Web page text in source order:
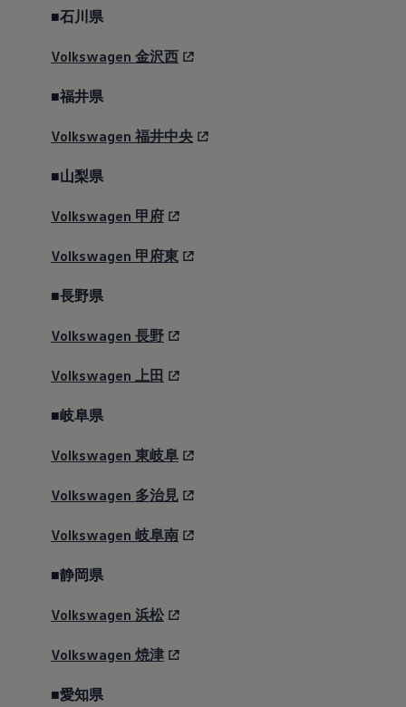
■石川県
Volkswagen 金沢西
■福井県
Volkswagen 福井中央
■山梨県
Volkswagen 甲府
Volkswagen 甲府東
■長野県
Volkswagen 長野
Volkswagen 上田
■岐阜県
Volkswagen 東岐阜
Volkswagen 多治見
Volkswagen 岐阜南
■静岡県
Volkswagen 浜松
Volkswagen 焼津
■愛知県